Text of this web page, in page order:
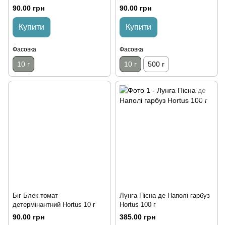
90.00 грн
Купити
Фасовка
10 г
90.00 грн
Купити
Фасовка
10 г 500 г
Біг Блек томат
детермінантний Hortus 10 г
90.00 грн
Лунга Пієна де Наполі гарбуз
Hortus 100 г
385.00 грн